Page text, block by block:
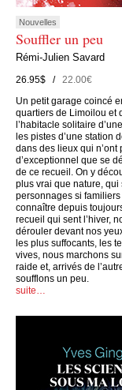
Nouvelles
Souffler un peu
Rémi-Julien Savard
26.95$ /22.00€
Un petit garage coincé
quartiers de Limoilou et
l’habitacle solitaire
les pistes d’une station
dans des lieux qui n’ont
d’exceptionnel que se
de ce recueil. On y
plus vrai que nature, qui
personnages si familiers
connaître depuis
recueil qui sent l’hiver,
dérouler devant nos
les plus suffocants, les
vives, nous marchons
raide et, arrivés de
soufflons un peu.
suite…